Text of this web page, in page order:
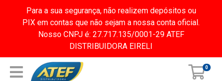
Para a sua segurança, não realizem depósitos ou
PIX em contas que não sejam a nossa conta oficial.
Nosso CNPJ é: 27.717.135/0001-29 ATEF
DISTRIBUIDORA EIRELI
0